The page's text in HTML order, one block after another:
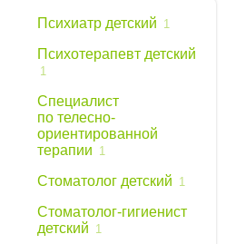
Психиатр детский 1
Психотерапевт детский
1
Специалист
по телесно-
ориентированной
терапии 1
Стоматолог детский 1
Стоматолог-гигиенист
детский 1